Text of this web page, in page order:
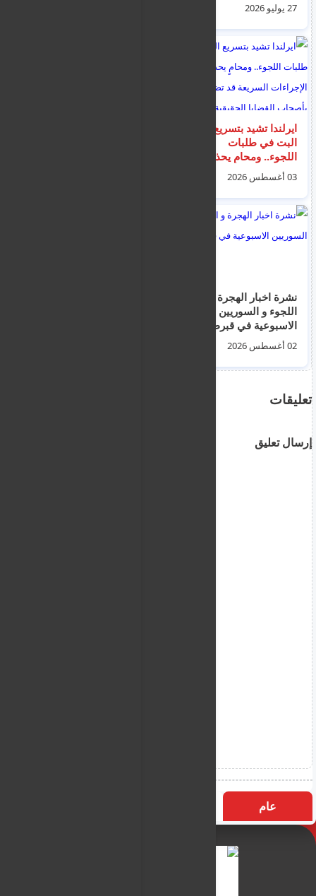
27 يوليو 2026
ايرلندا تشيد بتسريع
البت في طلبات
اللجوء.. ومحامٍ يحذر من
أن الإجراءات السريعة
قد تضر بأصحاب القضايا
الحقيقية
03 أغسطس 2026
نشرة اخبار الهجرة و
اللجوء و السوريين
الاسبوعية في قبرص
02 أغسطس 2026
تعليقات
إرسال تعليق
عام